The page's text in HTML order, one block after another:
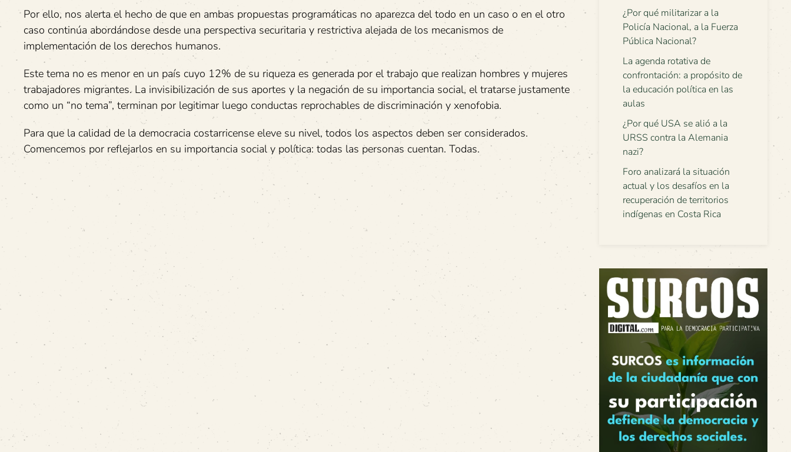
Por ello, nos alerta el hecho de que en ambas propuestas programáticas no aparezca del todo en un caso o en el otro
caso continúa abordándose desde una perspectiva securitaria y restrictiva alejada de los mecanismos de
implementación de los derechos humanos.
Este tema no es menor en un país cuyo 12% de su riqueza es generada por el trabajo que realizan hombres y mujeres
trabajadores migrantes. La invisibilización de sus aportes y la negación de su importancia social, el tratarse justamente
como un “no tema”, terminan por legitimar luego conductas reprochables de discriminación y xenofobia.
Para que la calidad de la democracia costarricense eleve su nivel, todos los aspectos deben ser considerados.
Comencemos por reflejarlos en su importancia social y política: todas las personas cuentan. Todas.
¿Por qué militarizar a la
Policía Nacional, a la Fuerza
Pública Nacional?
La agenda rotativa de
confrontación: a propósito de
la educación política en las
aulas
¿Por qué USA se alió a la
URSS contra la Alemania
nazi?
Foro analizará la situación
actual y los desafíos en la
recuperación de territorios
indígenas en Costa Rica